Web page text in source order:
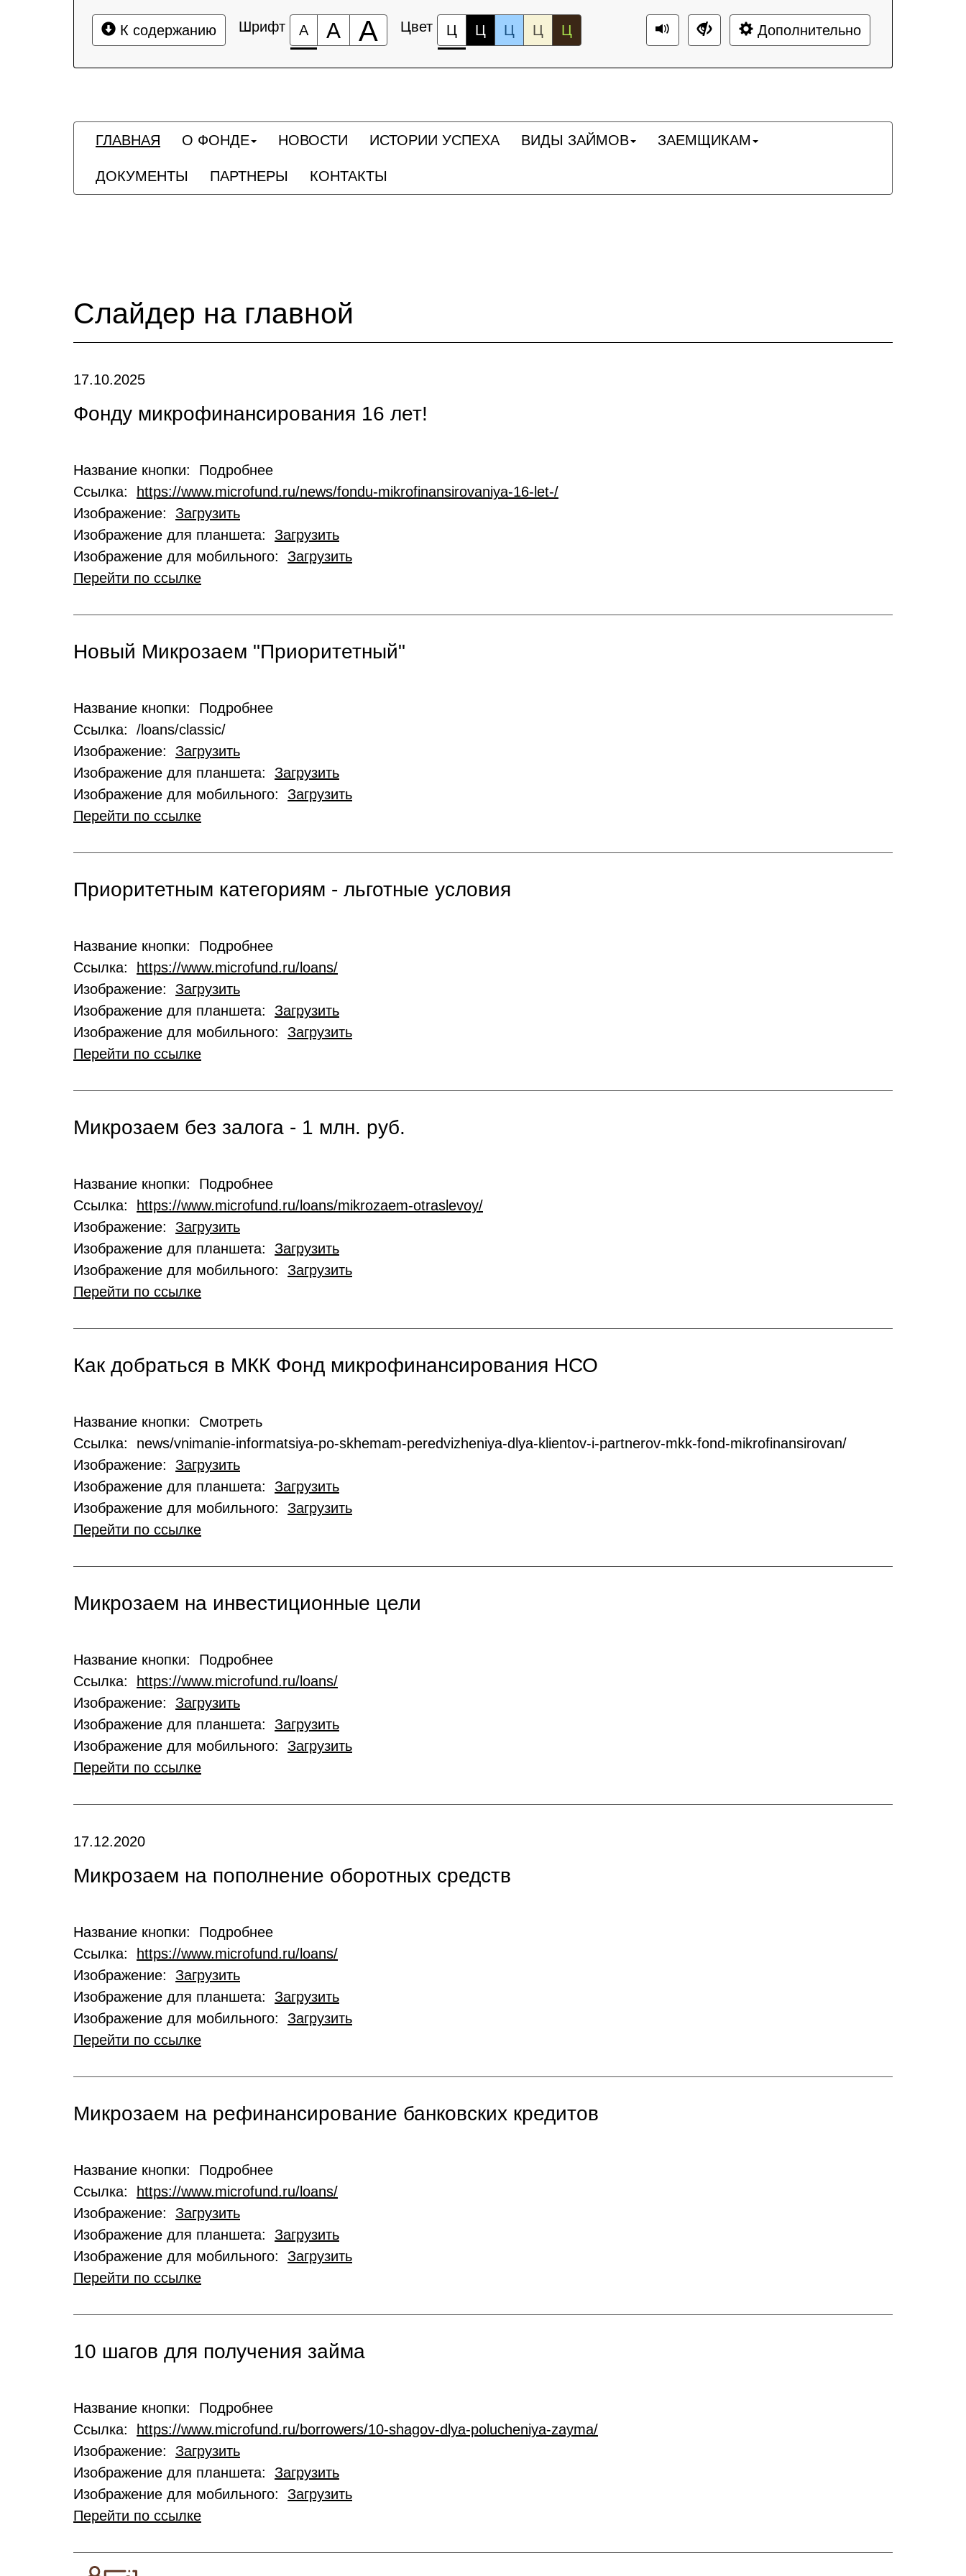
К содержанию Шрифт А А А Цвет Ц Ц Ц Ц Ц Дополнительно
ГЛАВНАЯ О ФОНДЕ НОВОСТИ ИСТОРИИ УСПЕХА ВИДЫ ЗАЙМОВ ЗАЕМЩИКАМ
ДОКУМЕНТЫ ПАРТНЕРЫ КОНТАКТЫ
Слайдер на главной
17.10.2025
Фонду микрофинансирования 16 лет!
Название кнопки: Подробнее
Ссылка:
https://www.microfund.ru/news/fondu-mikrofinansirovaniya-16-let-/
Изображение: Загрузить
Изображение для планшета: Загрузить
Изображение для мобильного: Загрузить
Перейти по ссылке
Новый Микрозаем "Приоритетный"
Название кнопки: Подробнее
Ссылка: /loans/classic/
Изображение: Загрузить
Изображение для планшета: Загрузить
Изображение для мобильного: Загрузить
Перейти по ссылке
Приоритетным категориям - льготные условия
Название кнопки: Подробнее
Ссылка:
https://www.microfund.ru/loans/
Изображение: Загрузить
Изображение для планшета: Загрузить
Изображение для мобильного: Загрузить
Перейти по ссылке
Микрозаем без залога - 1 млн. руб.
Название кнопки: Подробнее
Ссылка:
https://www.microfund.ru/loans/mikrozaem-otraslevoy/
Изображение: Загрузить
Изображение для планшета: Загрузить
Изображение для мобильного: Загрузить
Перейти по ссылке
Как добраться в МКК Фонд микрофинансирования НСО
Название кнопки: Смотреть
Ссылка: news/vnimanie-informatsiya-po-skhemam-peredvizheniya-dlya-klientov-i-partnerov-mkk-fond-mikrofinansirovan/
Изображение: Загрузить
Изображение для планшета: Загрузить
Изображение для мобильного: Загрузить
Перейти по ссылке
Микрозаем на инвестиционные цели
Название кнопки: Подробнее
Ссылка:
https://www.microfund.ru/loans/
Изображение: Загрузить
Изображение для планшета: Загрузить
Изображение для мобильного: Загрузить
Перейти по ссылке
17.12.2020
Микрозаем на пополнение оборотных средств
Название кнопки: Подробнее
Ссылка:
https://www.microfund.ru/loans/
Изображение: Загрузить
Изображение для планшета: Загрузить
Изображение для мобильного: Загрузить
Перейти по ссылке
Микрозаем на рефинансирование банковских кредитов
Название кнопки: Подробнее
Ссылка:
https://www.microfund.ru/loans/
Изображение: Загрузить
Изображение для планшета: Загрузить
Изображение для мобильного: Загрузить
Перейти по ссылке
10 шагов для получения займа
Название кнопки: Подробнее
Ссылка:
https://www.microfund.ru/borrowers/10-shagov-dlya-polucheniya-zayma/
Изображение: Загрузить
Изображение для планшета: Загрузить
Изображение для мобильного: Загрузить
Перейти по ссылке